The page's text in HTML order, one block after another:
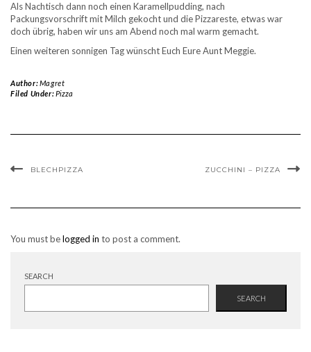
Als Nachtisch dann noch einen Karamellpudding, nach
Packungsvorschrift mit Milch gekocht und die Pizzareste, etwas war
doch übrig, haben wir uns am Abend noch mal warm gemacht.
Einen weiteren sonnigen Tag wünscht Euch Eure Aunt Meggie.
Author:Magret
Filed Under:Pizza
BLECHPIZZA ZUCCHINI – PIZZA
You must belogged in to post a comment.
SEARCH
SEARCH